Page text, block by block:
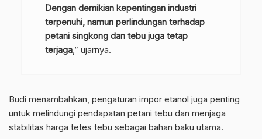
Dengan demikian kepentingan industri
terpenuhi, namun perlindungan terhadap
petani singkong dan tebu juga tetap
terjaga,” ujarnya.
Budi menambahkan, pengaturan impor etanol juga penting
untuk melindungi pendapatan petani tebu dan menjaga
stabilitas harga tetes tebu sebagai bahan baku utama.